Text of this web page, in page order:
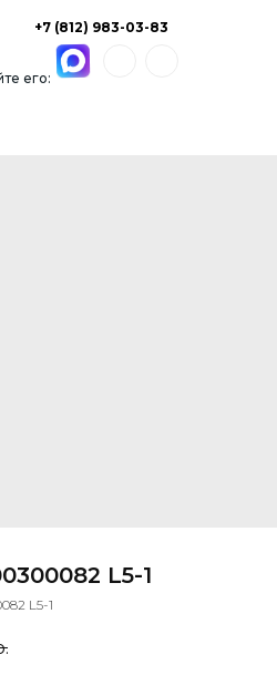
его:
+7 (812) 983-03-83
L5-1
L5-1